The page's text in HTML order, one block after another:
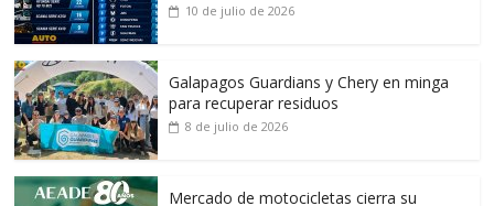
10 de julio de 2026
Galapagos Guardians y Chery en minga
para recuperar residuos
8 de julio de 2026
Mercado de motocicletas cierra su